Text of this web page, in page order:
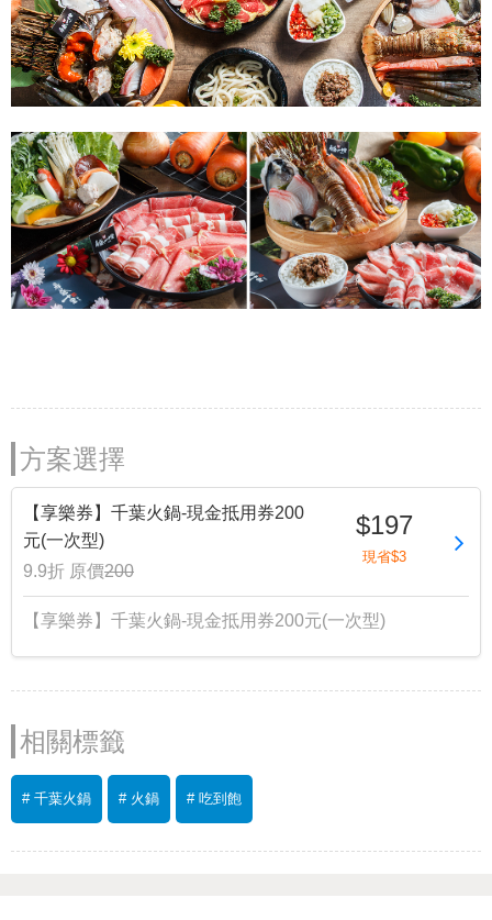
方案選擇
【享樂券】千葉火鍋-現金抵用券200
元(一次型)
9.9折 原價200
$197
現省$3
【享樂券】千葉火鍋-現金抵用券200元(一次型)
相關標籤
# 千葉火鍋 # 火鍋 # 吃到飽